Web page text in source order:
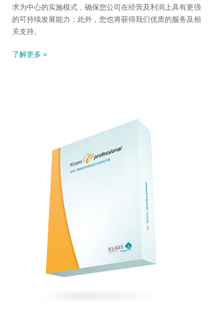
求为中心的实施模式，确保您公司在经营及利润上具有更强
的可持续发展能力；此外，您也将获得我们优质的服务及相
关支持。
了解更多 >